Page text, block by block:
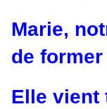
Marie,
de
Elle